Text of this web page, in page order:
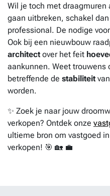
Wil je toch met draagmuren
gaan uitbreken, schakel
professional. De nodige
Ook bij een nieuwbouw
architect over het feit
aankunnen. Weet trouwens
betreffende de stabiliteit
worden.
✨ Zoek je naar jouw
verkopen? Ontdek onze
ultieme bron om vastgoed
verkopen! 🎯 🏡 💼